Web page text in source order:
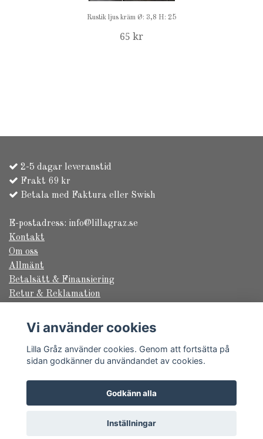
Rustik ljus kräm Ø: 3,8 H: 25
65 kr
2-5 dagar leveranstid
Frakt 69 kr
Betala med Faktura eller Swish
E-postadress: info@lillagraz.se
Kontakt
Om oss
Allmänt
Betalsätt & Finansiering
Retur & Reklamation
Frakt & Leverans
© Copyright 2026 Lilla Gråz
Powered by Quickbutik
Vi använder cookies
Lilla Gråz använder cookies. Genom att fortsätta på
sidan godkänner du användandet av cookies.
Godkänn alla
Inställningar